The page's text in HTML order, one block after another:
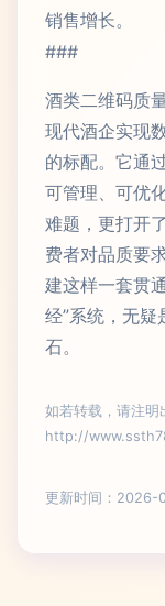
销售增长。
###
酒类二维码质
现代酒企实现
的标配。它通
可管理、可优
难题，更打开
费者对品质要
建这样一套贯
经”系统，无
石。
如若转载，请注明
http://
更新时间：2026-